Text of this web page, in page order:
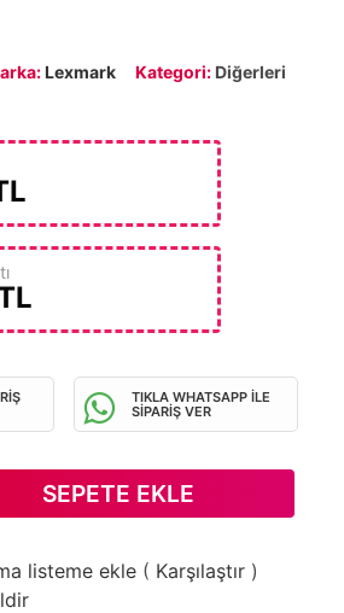
Lexmark Kategori: Diğerleri
TIKLA WHATSAPP İLE
SİPARİŞ VER
SEPETE EKLE
listeme ekle ( Karşılaştır )